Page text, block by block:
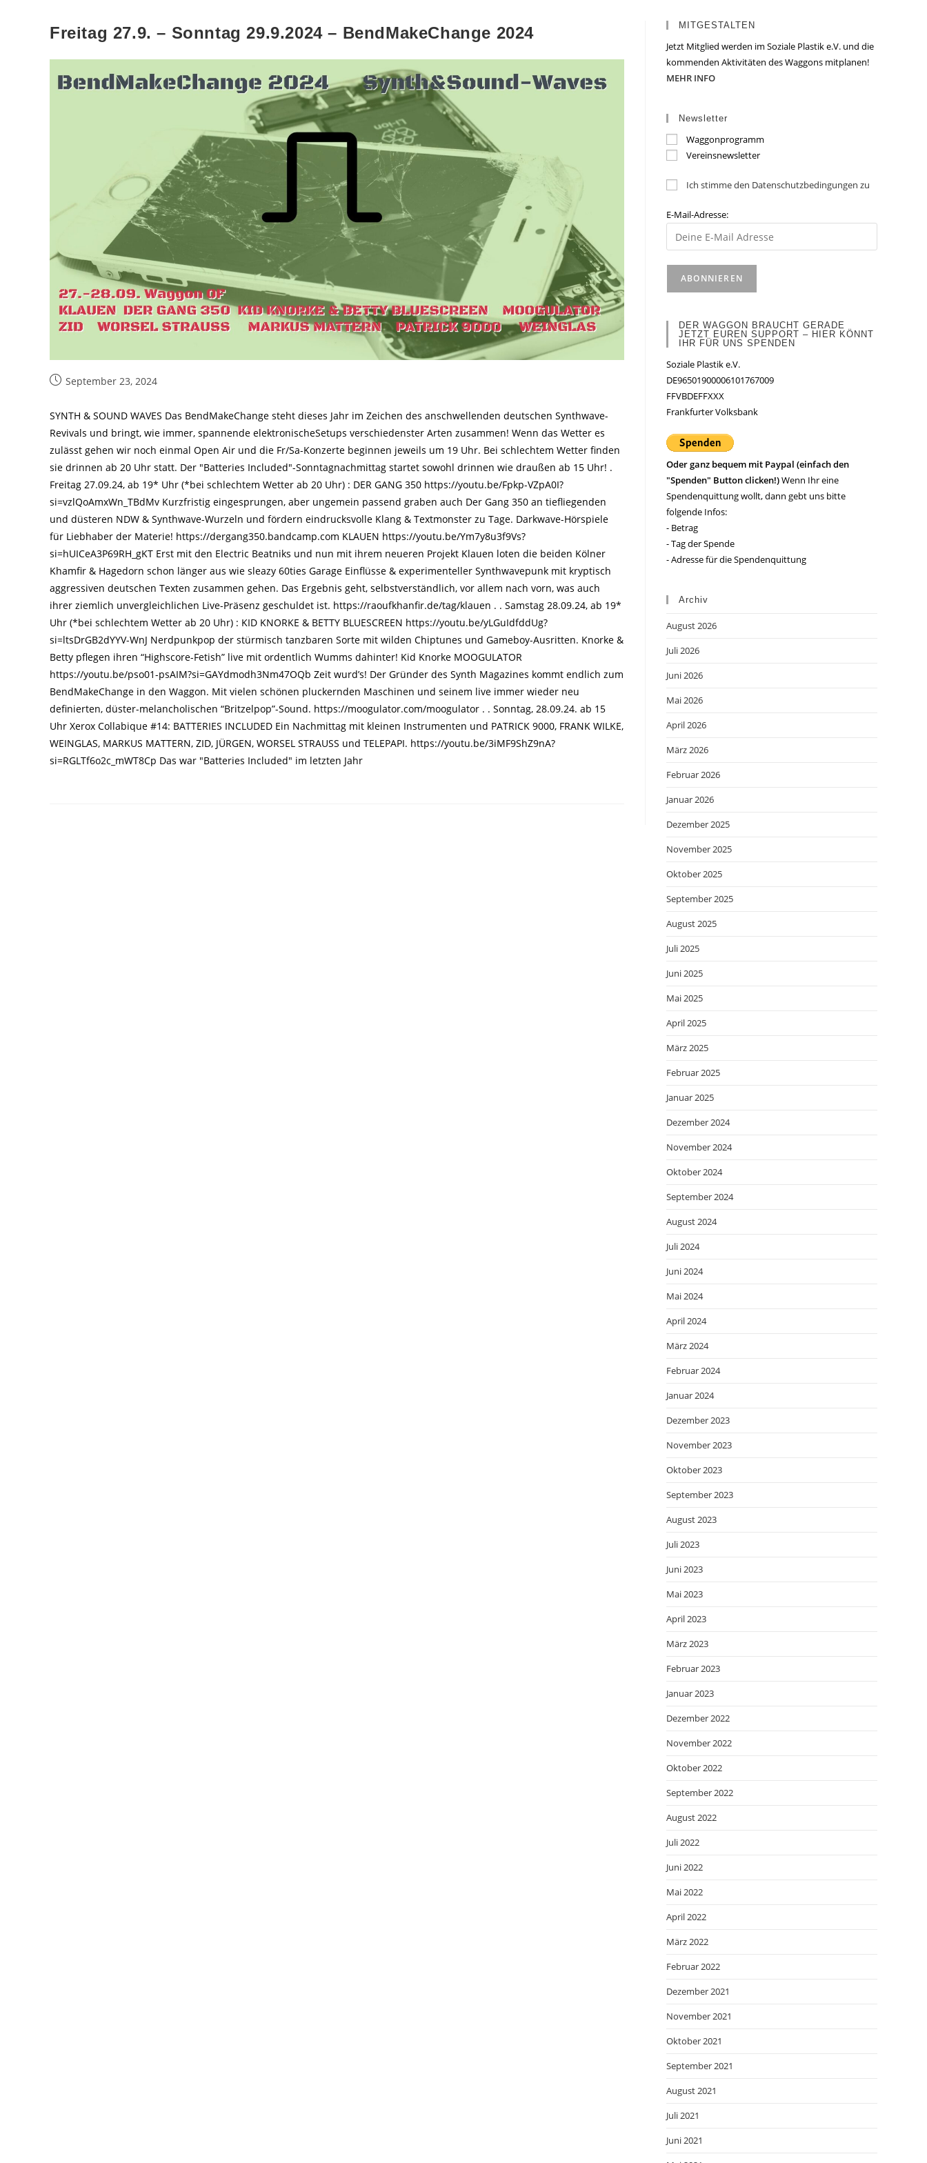
Freitag 27.9. – Sonntag 29.9.2024 – BendMakeChange 2024
BeitragSeptember 23, 2024
SYNTH & SOUND WAVES Das BendMakeChange steht dieses Jahr im Zeichen des anschwellenden deutschen Synthwave-
Revivals und bringt, wie immer, spannende elektronischeSetups verschiedenster Arten zusammen! Wenn das Wetter es
zulässt gehen wir noch einmal Open Air und die Fr/Sa-Konzerte beginnen jeweils um 19 Uhr. Bei schlechtem Wetter finden
sie drinnen ab 20 Uhr statt. Der "Batteries Included"-Sonntagnachmittag startet sowohl drinnen wie draußen ab 15 Uhr! .
Freitag 27.09.24, ab 19* Uhr (*bei schlechtem Wetter ab 20 Uhr) : DER GANG 350 https://youtu.be/Fpkp-VZpA0I?
si=vzlQoAmxWn_TBdMv Kurzfristig eingesprungen, aber ungemein passend graben auch Der Gang 350 an tiefliegenden
und düsteren NDW & Synthwave-Wurzeln und fördern eindrucksvolle Klang & Textmonster zu Tage. Darkwave-Hörspiele
für Liebhaber der Materie! https://dergang350.bandcamp.com KLAUEN https://youtu.be/Ym7y8u3f9Vs?
si=hUICeA3P69RH_gKT Erst mit den Electric Beatniks und nun mit ihrem neueren Projekt Klauen loten die beiden Kölner
Khamfir & Hagedorn schon länger aus wie sleazy 60ties Garage Einflüsse & experimenteller Synthwavepunk mit kryptisch
aggressiven deutschen Texten zusammen gehen. Das Ergebnis geht, selbstverständlich, vor allem nach vorn, was auch
ihrer ziemlich unvergleichlichen Live-Präsenz geschuldet ist. https://raoufkhanfir.de/tag/klauen . . Samstag 28.09.24, ab 19*
Uhr (*bei schlechtem Wetter ab 20 Uhr) : KID KNORKE & BETTY BLUESCREEN https://youtu.be/yLGuIdfddUg?
si=ltsDrGB2dYYV-WnJ Nerdpunkpop der stürmisch tanzbaren Sorte mit wilden Chiptunes und Gameboy-Ausritten. Knorke &
Betty pflegen ihren “Highscore-Fetish” live mit ordentlich Wumms dahinter! Kid Knorke MOOGULATOR
https://youtu.be/pso01-psAIM?si=GAYdmodh3Nm47OQb Zeit wurd’s! Der Gründer des Synth Magazines kommt endlich zum
BendMakeChange in den Waggon. Mit vielen schönen pluckernden Maschinen und seinem live immer wieder neu
definierten, düster-melancholischen “Britzelpop”-Sound. https://moogulator.com/moogulator . . Sonntag, 28.09.24. ab 15
Uhr Xerox Collabique #14: BATTERIES INCLUDED Ein Nachmittag mit kleinen Instrumenten und PATRICK 9000, FRANK WILKE,
WEINGLAS, MARKUS MATTERN, ZID, JÜRGEN, WORSEL STRAUSS und TELEPAPI. https://youtu.be/3iMF9ShZ9nA?
si=RGLTf6o2c_mWT8Cp Das war "Batteries Included" im letzten Jahr
MITGESTALTEN
Jetzt Mitglied werden im Soziale Plastik e.V. und die
kommenden Aktivitäten des Waggons mitplanen!
MEHR INFO
Newsletter
Waggonprogramm
Vereinsnewsletter
Ich stimme den Datenschutzbedingungen zu
E-Mail-Adresse:
DER WAGGON BRAUCHT GERADE
JETZT EUREN SUPPORT – HIER KÖNNT
IHR FÜR UNS SPENDEN
Soziale Plastik e.V.
DE96501900006101767009
FFVBDEFFXXX
Frankfurter Volksbank
Oder ganz bequem mit Paypal (einfach den
"Spenden" Button clicken!)Wenn Ihr eine
Spendenquittung wollt, dann gebt uns bitte
folgende Infos:
- Betrag
- Tag der Spende
- Adresse für die Spendenquittung
Archiv
August 2026
Juli 2026
Juni 2026
Mai 2026
April 2026
März 2026
Februar 2026
Januar 2026
Dezember 2025
November 2025
Oktober 2025
September 2025
August 2025
Juli 2025
Juni 2025
Mai 2025
April 2025
März 2025
Februar 2025
Januar 2025
Dezember 2024
November 2024
Oktober 2024
September 2024
August 2024
Juli 2024
Juni 2024
Mai 2024
April 2024
März 2024
Februar 2024
Januar 2024
Dezember 2023
November 2023
Oktober 2023
September 2023
August 2023
Juli 2023
Juni 2023
Mai 2023
April 2023
März 2023
Februar 2023
Januar 2023
Dezember 2022
November 2022
Oktober 2022
September 2022
August 2022
Juli 2022
Juni 2022
Mai 2022
April 2022
März 2022
Februar 2022
Dezember 2021
November 2021
Oktober 2021
September 2021
August 2021
Juli 2021
Juni 2021